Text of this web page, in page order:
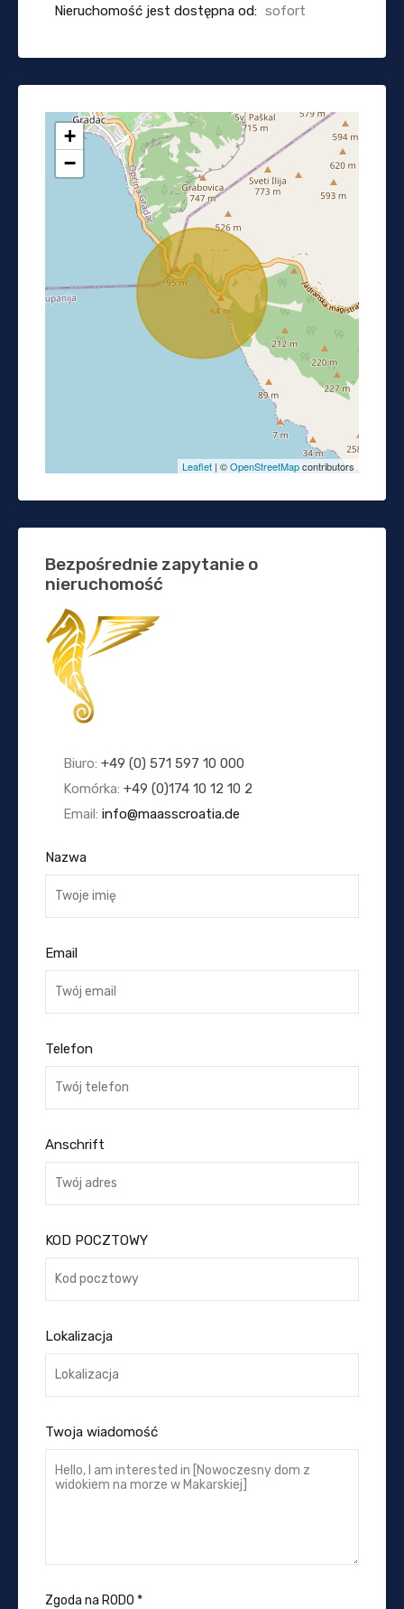
Nieruchomość jest dostępna od: sofort
+
−
Leaflet | ©OpenStreetMapcontributors
Bezpośrednie zapytanie o
nieruchomość
Biuro: +49 (0) 571 597 10 000
Komórka: +49 (0)174 10 12 10 2
Email: info@maasscroatia.de
Nazwa
Email
Telefon
Anschrift
KOD POCZTOWY
Lokalizacja
Twoja wiadomość
Zgoda na RODO *